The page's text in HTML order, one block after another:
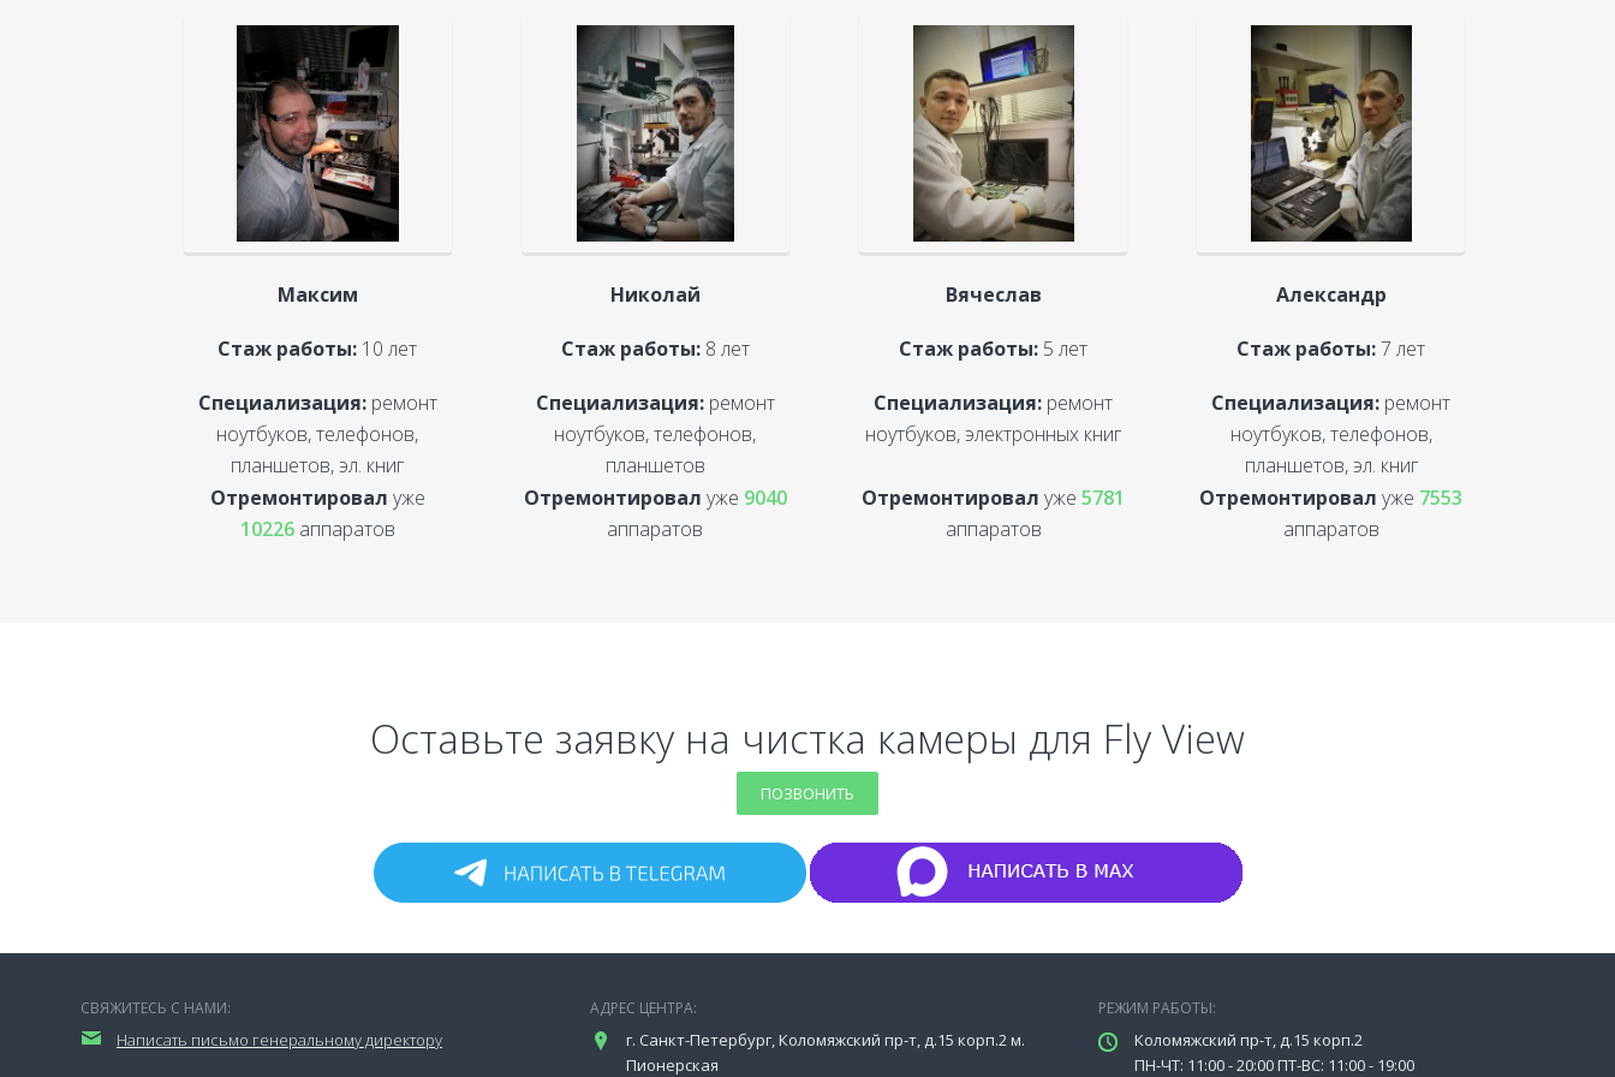
Максим
Стаж работы: 10 лет
Специализация:ремонт
ноутбуков, телефонов,
планшетов, эл. книг
Отремонтировал уже
10226аппаратов
Николай
Стаж работы:8 лет
Специализация:ремонт
ноутбуков, телефонов,
планшетов
Отремонтировал уже 9040
аппаратов
Вячеслав
Стаж работы: 5 лет
Специализация: ремонт
ноутбуков, электронных книг
Отремонтировалуже5781
аппаратов
Александр
Стаж работы:7 лет
Специализация: ремонт
ноутбуков, телефонов,
планшетов, эл. книг
Отремонтировалуже 7553
аппаратов
Оставьте заявку на чистка камеры для Fly View
ПОЗВОНИТЬ
СВЯЖИТЕСЬ С НАМИ:
Написать письмо генеральному директору
АДРЕС ЦЕНТРА:
г. Санкт-Петербург, Коломяжский пр-т, д.15 корп.2 м.
Пионерская
РЕЖИМ РАБОТЫ:
Коломяжский пр-т, д.15 корп.2
ПН-ЧТ: 11:00 - 20:00 ПТ-ВС: 11:00 - 19:00